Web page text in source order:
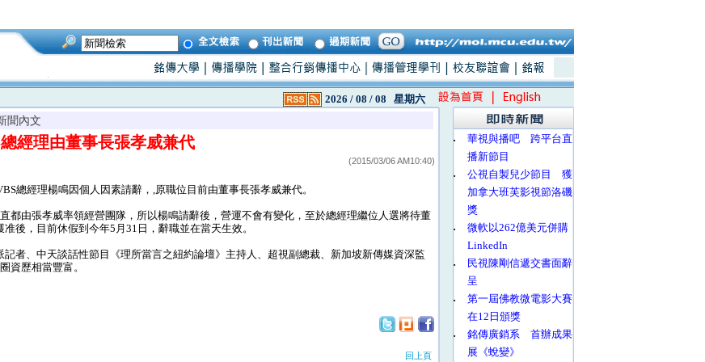
2026 / 08 / 08 星期六
聞內文
經理由董事長張孝威兼代
(2015/03/06 AM10:40)
總經理楊鳴因個人因素請辭，,原職位目前由董事長張孝威兼代。
都由張孝威率領經營團隊，所以楊鳴請辭後，營運不會有變化，至於總經理繼位人選將待董
後，目前休假到今年5月31日，辭職並在當天生效。
者、中天談話性節目《理所當言之紐約論壇》主持人、超視副總裁、新加坡新傳媒資深監
資歷相當豐富。
回上頁
‧
華視與播吧 跨平台直
播新節目
‧
公視自製兒少節目 獲
加拿大班芙影視節洛磯
獎
‧
微軟以262億美元併購
LinkedIn
‧
民視陳剛信遞交書面辭
呈
‧
第一屆佛教微電影大賽
在12日頒獎
‧
銘傳廣銷系 首辦成果
展《蛻變》